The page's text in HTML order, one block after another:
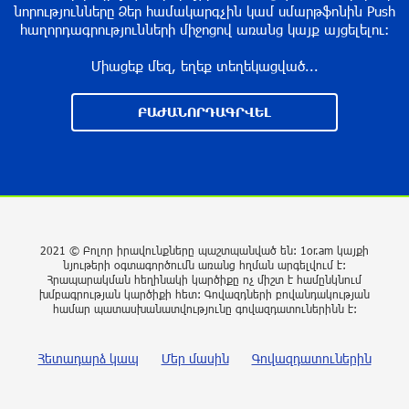
մեկ ժամ առաջ
Կորեայի Հանրապետությունը և ԱՄՆ-ը
կկազմակերպեն
2 ժամ առաջ
են 237 առաքիչի. Ի՞նչ է պարզվել
Պռոշյան բնակավայրում բռնկված հրդեհը
մեկուսացվել է
նորությունները Ձեր համակարգչին կամ սմարթֆոնին Push
հաղորդագրությունների միջոցով առանց կայք այցելելու։
Միացեք մեզ, եղեք տեղեկացված...
ԲԱԺԱՆՈՐԴԱԳՐՎԵԼ
2021 © Բոլոր իրավունքները պաշտպանված են: 1or.am կայքի
նյութերի օգտագործումն առանց հղման արգելվում է:
Հրապարակման հեղինակի կարծիքը ոչ միշտ է համընկնում
խմբագրության կարծիքի հետ: Գովազդների բովանդակության
համար պատասխանատվությունը գովազդատուներինն է:
Հետադարձ կապ Մեր մասին Գովազդատուներին